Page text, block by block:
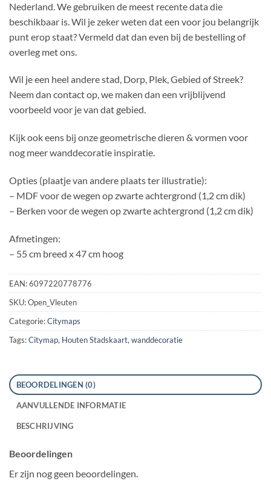
Nederland. We gebruiken de meest recente data die
beschikbaar is. Wil je zeker weten dat een voor jou belangrijk
punt erop staat? Vermeld dat dan even bij de bestelling of
overleg met ons.
Wil je een heel andere stad, Dorp, Plek, Gebied of Streek?
Neem dan contact op, we maken dan een vrijblijvend
voorbeeld voor je van dat gebied.
Kijk ook eens bij onze geometrische dieren & vormen voor
nog meer wanddecoratie inspiratie.
Opties (plaatje van andere plaats ter illustratie):
– MDF voor de wegen op zwarte achtergrond (1,2 cm dik)
– Berken voor de wegen op zwarte achtergrond (1,2 cm dik)
Afmetingen:
– 55 cm breed x 47 cm hoog
EAN:6097220778776
SKU:Open_Vleuten
Categorie:Citymaps
Tags:Citymap, Houten Stadskaart, wanddecoratie
BEOORDELINGEN (0)
AANVULLENDE INFORMATIE
BESCHRIJVING
Beoordelingen
Er zijn nog geen beoordelingen.